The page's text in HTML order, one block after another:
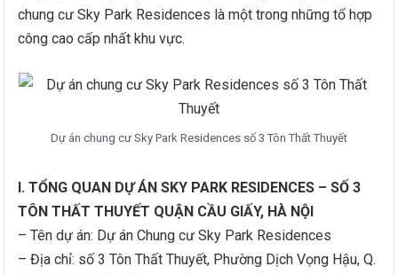
chung cư Sky Park Residences là một trong những tổ hợp
công cao cấp nhất khu vực.
Dự án chung cư Sky Park Residences số 3 Tôn Thất Thuyết
I. TỔNG QUAN DỰ ÁN SKY PARK RESIDENCES – SỐ 3
TÔN THẤT THUYẾT QUẬN CẦU GIẤY, HÀ NỘI
– Tên dự án: Dự án Chung cư Sky Park Residences
– Địa chỉ: số 3 Tôn Thất Thuyết, Phường Dịch Vọng Hậu, Q.